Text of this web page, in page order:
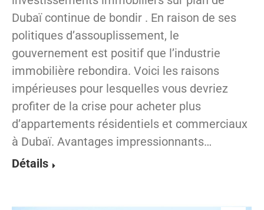
Dubaï continue de bondir . En raison de ses
politiques d’assouplissement, le
gouvernement est positif que l’industrie
immobilière rebondira. Voici les raisons
impérieuses pour lesquelles vous devriez
profiter de la crise pour acheter plus
d’appartements résidentiels et commerciaux
à Dubaï. Avantages impressionnants…
Détails